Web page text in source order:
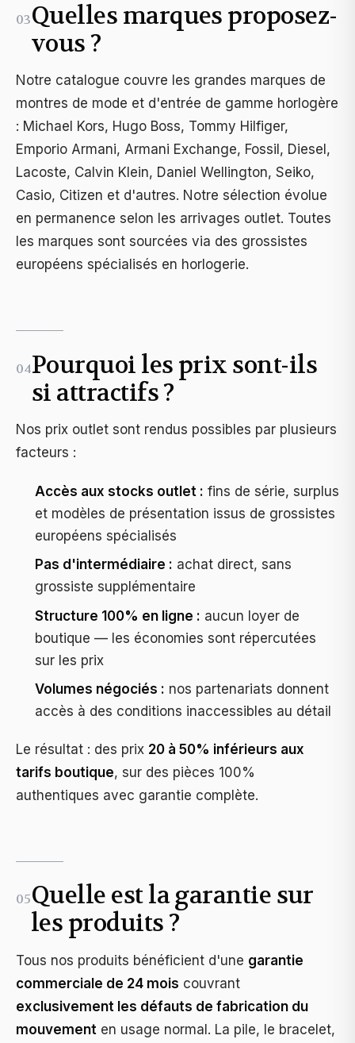
03Quelles marques proposez-
vous ?
Notre catalogue couvre les grandes marques de
montres de mode et d'entrée de gamme horlogère
: Michael Kors, Hugo Boss, Tommy Hilfiger,
Emporio Armani, Armani Exchange, Fossil, Diesel,
Lacoste, Calvin Klein, Daniel Wellington, Seiko,
Casio, Citizen et d'autres. Notre sélection évolue
en permanence selon les arrivages outlet. Toutes
les marques sont sourcées via des grossistes
européens spécialisés en horlogerie.
04Pourquoi les prix sont-ils
si attractifs ?
Nos prix outlet sont rendus possibles par plusieurs
facteurs :
Accès aux stocks outlet : fins de série, surplus
et modèles de présentation issus de grossistes
européens spécialisés
Pas d'intermédiaire : achat direct, sans
grossiste supplémentaire
Structure 100% en ligne : aucun loyer de
boutique — les économies sont répercutées
sur les prix
Volumes négociés : nos partenariats donnent
accès à des conditions inaccessibles au détail
Le résultat : des prix 20 à 50% inférieurs aux
tarifs boutique, sur des pièces 100%
authentiques avec garantie complète.
05Quelle est la garantie sur
les produits ?
Tous nos produits bénéficient d'une garantie
commerciale de 24 mois couvrant
exclusivement les défauts de fabrication du
mouvement en usage normal. La pile, le bracelet,